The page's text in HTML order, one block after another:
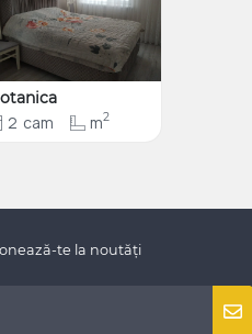
2 cam m2
te la noutăți